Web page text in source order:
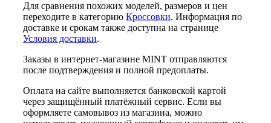
Для сравнения похожих моделей, размеров и цен
переходите в категорию Кроссовки. Информация по
доставке и срокам также доступна на странице
Условия доставки.
Заказы в интернет-магазине MINT отправляются
после подтверждения и полной предоплаты.
Оплата на сайте выполняется банковской картой
через защищённый платёжный сервис. Если вы
оформляете самовывоз из магазина, можно